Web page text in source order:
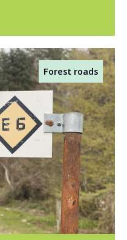
Forest roads